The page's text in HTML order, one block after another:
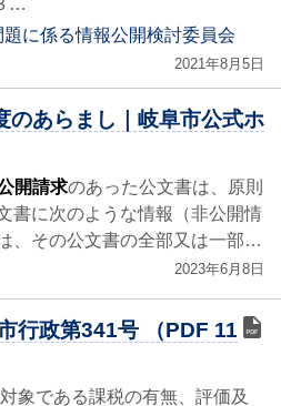
…
に係る情報公開検討委員会
2021年8月5日
のあらまし｜岐阜市公式ホ
開請求のあった公文書は、原則
書に次のような情報（非公開情
、その公文書の全部又は一部…
2023年6月8日
行政第341号 （PDF 11
象である課税の有無、評価及